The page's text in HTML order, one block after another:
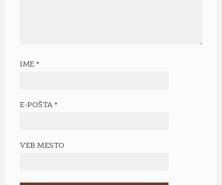
IME*
E-POŠTA*
VEB MESTO